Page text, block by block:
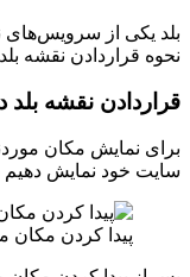
بلد یکی از سرویس‌های
نحوه قراردادن نقشه
قراردادن نقشه
برای نمایش مکان
سایت خود نمایش دهیم
پیدا کردن مکان